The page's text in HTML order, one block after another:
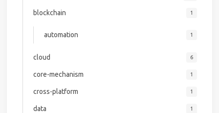
blockchain 1
automation 1
cloud 6
core-mechanism 1
cross-platform 1
data 1